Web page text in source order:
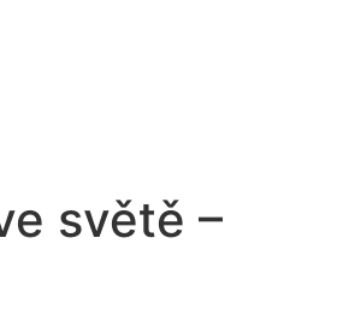
světě –